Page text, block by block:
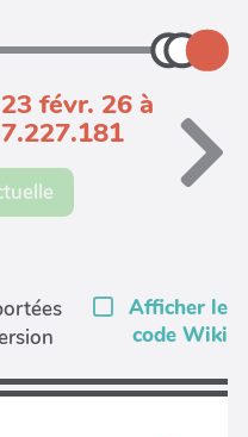
févr. 26 à
Afficher le
code Wiki